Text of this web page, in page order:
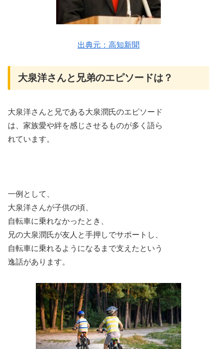
出典元：高知新聞
大泉洋さんと兄弟のエピソードは？
大泉洋さんと兄である大泉潤氏のエピソード
は、家族愛や絆を感じさせるものが多く語ら
れています。
一例として、
大泉洋さんが子供の頃、
自転車に乗れなかったとき、
兄の大泉潤氏が友人と手押しでサポートし、
自転車に乗れるようになるまで支えたという
逸話があります。